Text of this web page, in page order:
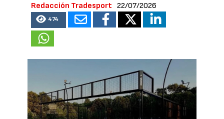
Redacción Tradesport 22/07/2026
474